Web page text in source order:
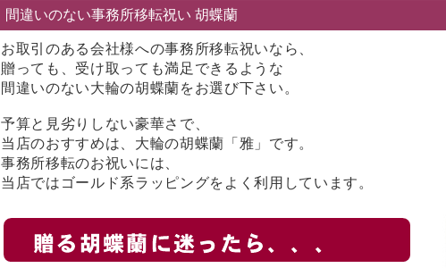
間違いのない事務所移転祝い 胡蝶蘭
お取引のある会社様への事務所移転祝いなら、
贈っても、受け取っても満足できるような
間違いのない大輪の胡蝶蘭をお選び下さい。
予算と見劣りしない豪華さで、
当店のおすすめは、大輪の胡蝶蘭「雅」です。
事務所移転のお祝いには、
当店ではゴールド系ラッピングをよく利用しています。